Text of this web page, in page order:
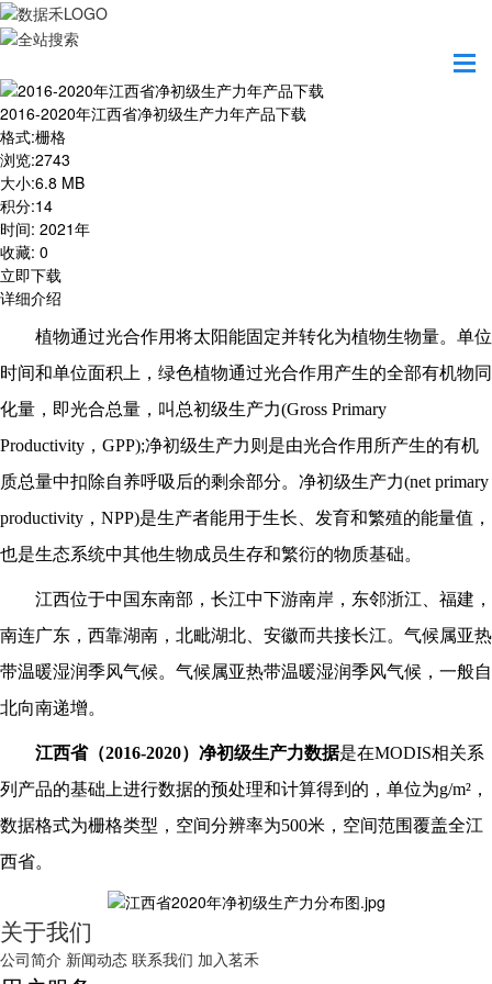
2016-2020年江西省净初级生产力年产品下载
2016-2020年江西省净初级生产力年产品下载
格式:栅格
浏览:2743
大小:6.8 MB
积分:14
时间: 2021年
收藏: 0
立即下载
详细介绍
植物通过光合作用将太阳能固定并转化为植物生物量。单位
时间和单位面积上，绿色植物通过光合作用产生的全部有机物同
化量，即光合总量，叫总初级生产力(Gross Primary
Productivity，GPP);净初级生产力则是由光合作用所产生的有机
质总量中扣除自养呼吸后的剩余部分。净初级生产力(net primary
productivity，NPP)是生产者能用于生长、发育和繁殖的能量值，
也是生态系统中其他生物成员生存和繁衍的物质基础。
江西位于中国东南部，长江中下游南岸，东邻浙江、福建，
南连广东，西靠湖南，北毗湖北、安徽而共接长江。气候属亚热
带温暖湿润季风气候。气候属亚热带温暖湿润季风气候，一般自
北向南递增。
江西省（2016-2020）净初级生产力数据是在MODIS相关系
列产品的基础上进行数据的预处理和计算得到的，单位为g/m²，
数据格式为栅格类型，空间分辨率为500米，空间范围覆盖全江
西省。
关于我们
公司简介 新闻动态 联系我们 加入茗禾